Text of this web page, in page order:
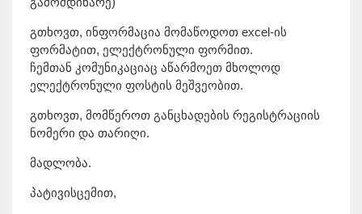
გთხოვთ, ინფორმაცია მომაწოდოთ excel-ის
ფორმატით, ელექტრონული ფორმით.
ჩემთან კომუნიკაციაც აწარმოეთ მხოლოდ
ელექტრონული ფოსტის მეშვეობით.
გთხოვთ, მომწეროთ განცხადების რეგისტრაციის
ნომერი და თარიღი.
მადლობა.
პატივისცემით,